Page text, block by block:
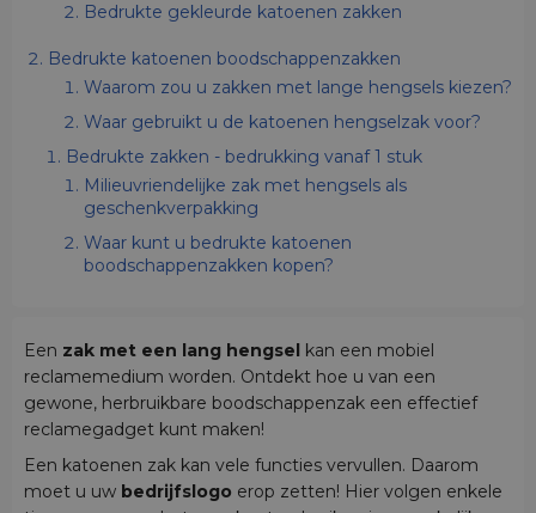
Bedrukte gekleurde katoenen zakken
Bedrukte katoenen boodschappenzakken
Waarom zou u zakken met lange hengsels kiezen?
Waar gebruikt u de katoenen hengselzak voor?
Bedrukte zakken - bedrukking vanaf 1 stuk
Milieuvriendelijke zak met hengsels als
geschenkverpakking
Waar kunt u bedrukte katoenen
boodschappenzakken kopen?
Een zak met een lang hengsel kan een mobiel
reclamemedium worden. Ontdekt hoe u van een
gewone, herbruikbare boodschappenzak een effectief
reclamegadget kunt maken!
Een katoenen zak kan vele functies vervullen. Daarom
moet u uw bedrijfslogo erop zetten! Hier volgen enkele